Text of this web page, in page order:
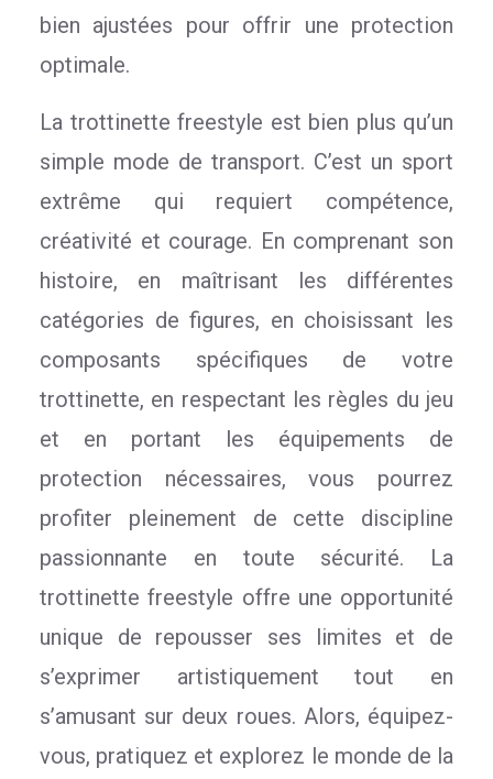
bien ajustées pour offrir une protection
optimale.
La trottinette freestyle est bien plus qu’un
simple mode de transport. C’est un sport
extrême qui requiert compétence,
créativité et courage. En comprenant son
histoire, en maîtrisant les différentes
catégories de figures, en choisissant les
composants spécifiques de votre
trottinette, en respectant les règles du jeu
et en portant les équipements de
protection nécessaires, vous pourrez
profiter pleinement de cette discipline
passionnante en toute sécurité. La
trottinette freestyle offre une opportunité
unique de repousser ses limites et de
s’exprimer artistiquement tout en
s’amusant sur deux roues. Alors, équipez-
vous, pratiquez et explorez le monde de la